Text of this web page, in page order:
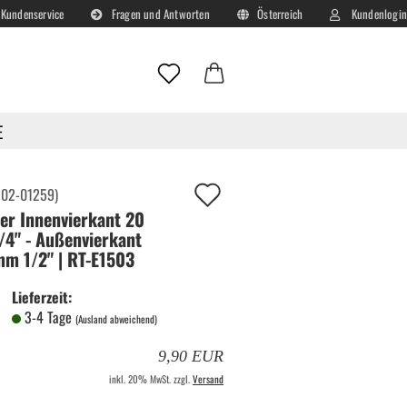
Kundenservice Fragen und Antworten Österreich Kundenlogin
Passwort vergessen?
02-01259)
Innenvierkant 20
- Außenvierkant
1/2" | RT-E1503
Lieferzeit:
3-4 Tage (Ausland abweichend)
9,90 EUR
inkl. 20% MwSt. zzgl.Versand